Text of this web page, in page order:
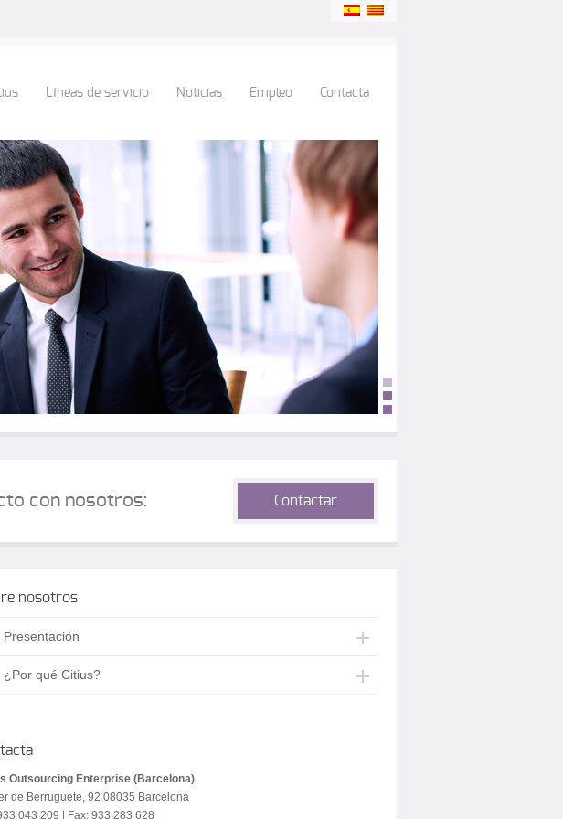
Líneas de servicio Noticias Empleo Contacta
Contactar
con nosotros:
nosotros
Presentación
¿Por qué Citius?
Outsourcing Enterprise (Barcelona)
de Berruguete, 92 08035 Barcelona
043 209 | Fax: 933 283 628